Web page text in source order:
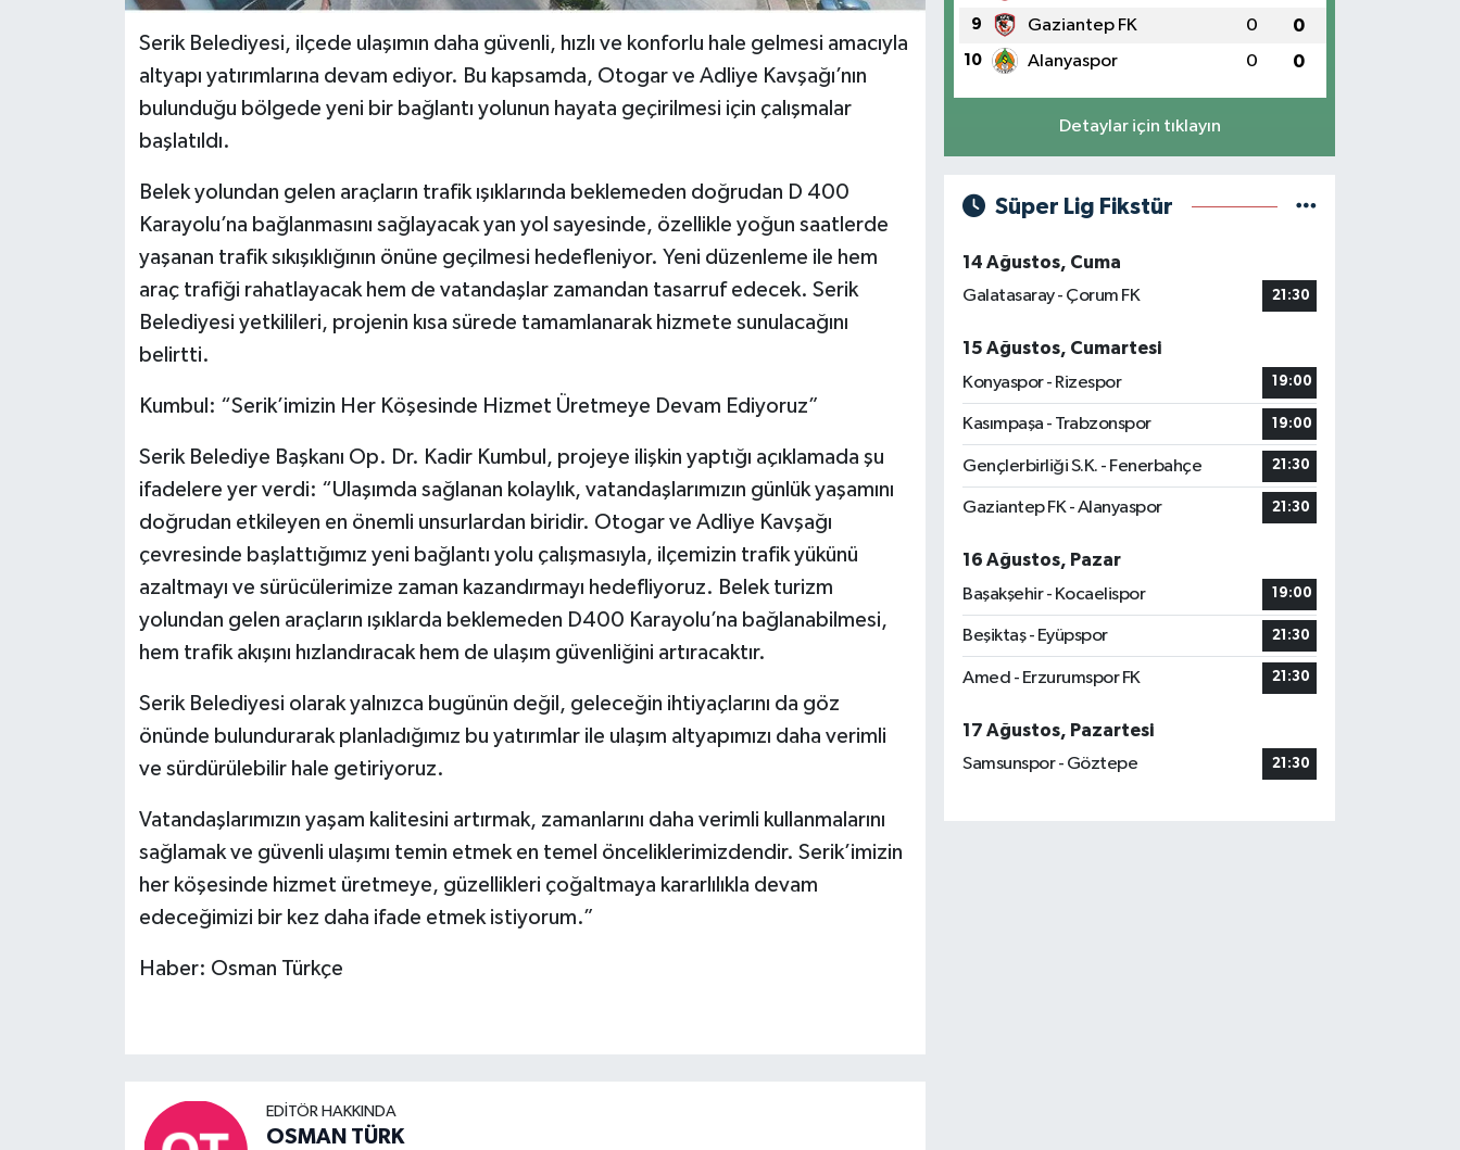
Serik Belediyesi, ilçede ulaşımın daha güvenli, hızlı ve konforlu hale gelmesi amacıyla
altyapı yatırımlarına devam ediyor. Bu kapsamda, Otogar ve Adliye Kavşağı’nın
bulunduğu bölgede yeni bir bağlantı yolunun hayata geçirilmesi için çalışmalar
başlatıldı.
Belek yolundan gelen araçların trafik ışıklarında beklemeden doğrudan D 400
Karayolu’na bağlanmasını sağlayacak yan yol sayesinde, özellikle yoğun saatlerde
yaşanan trafik sıkışıklığının önüne geçilmesi hedefleniyor. Yeni düzenleme ile hem
araç trafiği rahatlayacak hem de vatandaşlar zamandan tasarruf edecek. Serik
Belediyesi yetkilileri, projenin kısa sürede tamamlanarak hizmete sunulacağını
belirtti.
Kumbul: “Serik’imizin Her Köşesinde Hizmet Üretmeye Devam Ediyoruz”
Serik Belediye Başkanı Op. Dr. Kadir Kumbul, projeye ilişkin yaptığı açıklamada şu
ifadelere yer verdi: “Ulaşımda sağlanan kolaylık, vatandaşlarımızın günlük yaşamını
doğrudan etkileyen en önemli unsurlardan biridir. Otogar ve Adliye Kavşağı
çevresinde başlattığımız yeni bağlantı yolu çalışmasıyla, ilçemizin trafik yükünü
azaltmayı ve sürücülerimize zaman kazandırmayı hedefliyoruz. Belek turizm
yolundan gelen araçların ışıklarda beklemeden D400 Karayolu’na bağlanabilmesi,
hem trafik akışını hızlandıracak hem de ulaşım güvenliğini artıracaktır.
Serik Belediyesi olarak yalnızca bugünün değil, geleceğin ihtiyaçlarını da göz
önünde bulundurarak planladığımız bu yatırımlar ile ulaşım altyapımızı daha verimli
ve sürdürülebilir hale getiriyoruz.
Vatandaşlarımızın yaşam kalitesini artırmak, zamanlarını daha verimli kullanmalarını
sağlamak ve güvenli ulaşımı temin etmek en temel önceliklerimizdendir. Serik’imizin
her köşesinde hizmet üretmeye, güzellikleri çoğaltmaya kararlılıkla devam
edeceğimizi bir kez daha ifade etmek istiyorum.”
Haber: Osman Türkçe
EDITÖR HAKKINDA
OSMAN TÜRK
9 Gaziantep FK 0 0
10 Alanyaspor 0 0
Detaylar için tıklayın
Süper Lig Fikstür
14 Ağustos, Cuma
Galatasaray - Çorum FK
21:30
15 Ağustos, Cumartesi
Konyaspor - Rizespor
19:00
Kasımpaşa - Trabzonspor 19:00
Gençlerbirliği S.K. - Fenerbahçe 21:30
Gaziantep FK - Alanyaspor 21:30
16 Ağustos, Pazar
Başakşehir - Kocaelispor
19:00
Beşiktaş - Eyüpspor 21:30
Amed - Erzurumspor FK 21:30
17 Ağustos, Pazartesi
Samsunspor - Göztepe
21:30